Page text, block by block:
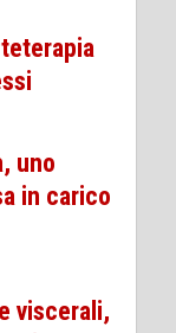
uno
in carico
viscerali,